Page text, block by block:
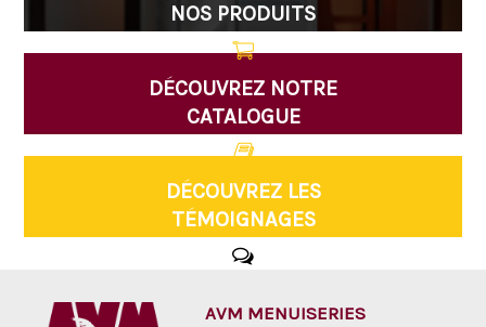
NOS PRODUITS
DÉCOUVREZ NOTRE
CATALOGUE
DÉCOUVREZ LES
TÉMOIGNAGES
AVM MENUISERIES